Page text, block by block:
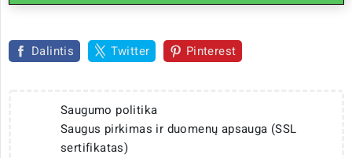
Dalintis Twitter Pinterest
Saugumo politika
Saugus pirkimas ir duomenų apsauga (SSL
sertifikatas)